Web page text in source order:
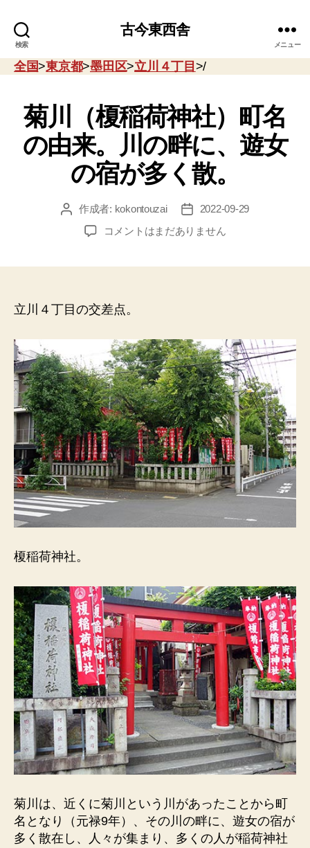
検索
古今東西舎
メニュー
全国>東京都>墨田区>立川４丁目 >/
菊川（榎稲荷神社）町名
の由来。川の畔に、遊女
の宿が多く散。
投 作成者: kokontouzai
投
稿
日
2022-09-29
菊
神
町
名
の
由
来。
川
の
畔
に、
遊
女
の
へ
の
コメントはまだありません
立川４丁目の交差点。
榎稲荷神社。
菊川は、近くに菊川という川があったことから町
名となり（元禄9年）、その川の畔に、遊女の宿が
多く散在し、人々が集まり、多くの人が稲荷神社